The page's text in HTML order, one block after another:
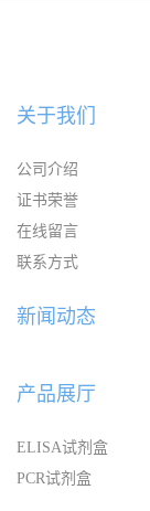
关于我们
公司介绍
证书荣誉
在线留言
联系方式
新闻动态
产品展厅
ELISA试剂盒
PCR试剂盒